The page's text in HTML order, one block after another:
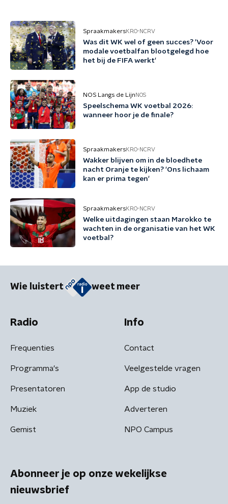
SpraakmakersKRO-NCRV
Was dit WK wel of geen succes? 'Voor
modale voetbalfan blootgelegd hoe
het bij de FIFA werkt'
NOS Langs de Lijn NOS
Speelschema WK voetbal 2026:
wanneer hoor je de finale?
SpraakmakersKRO-NCRV
Wakker blijven om in de bloedhete
nacht Oranje te kijken? 'Ons lichaam
kan er prima tegen'
SpraakmakersKRO-NCRV
Welke uitdagingen staan Marokko te
wachten in de organisatie van het WK
voetbal?
Wie luistert weet meer
Radio
Frequenties
Programma's
Presentatoren
Muziek
Gemist
Info
Contact
Veelgestelde vragen
App de studio
Adverteren
NPO Campus
Abonneer je op onze wekelijkse
nieuwsbrief